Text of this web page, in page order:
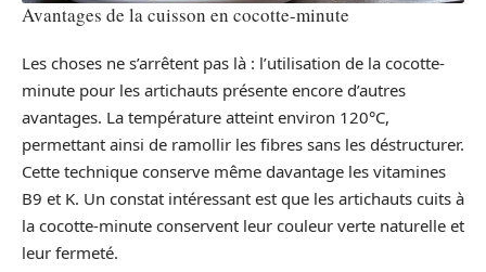
Avantages de la cuisson en cocotte-minute
Les choses ne s’arrêtent pas là : l’utilisation de la cocotte-
minute pour les artichauts présente encore d’autres
avantages. La température atteint environ 120°C,
permettant ainsi de ramollir les fibres sans les déstructurer.
Cette technique conserve même davantage les vitamines
B9 et K. Un constat intéressant est que les artichauts cuits à
la cocotte-minute conservent leur couleur verte naturelle et
leur fermeté.